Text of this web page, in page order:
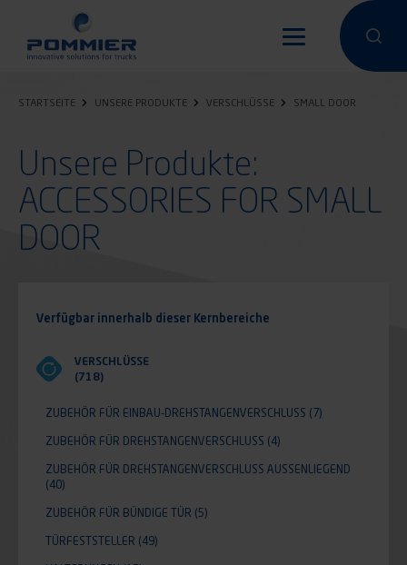
Inhalt
Eine
Eine
STARTSEITE UNSERE PRODUKTE VERSCHLÜSSE SMALL DOOR
Unsere Produkte:
ACCESSORIES FOR SMALL
DOOR
Verfügbar innerhalb dieser Kernbereiche
VERSCHLÜSSE
(718)
ZUBEHÖR FÜR EINBAU-DREHSTANGENVERSCHLUSS (7)
ZUBEHÖR FÜR DREHSTANGENVERSCHLUSS (4)
ZUBEHÖR FÜR DREHSTANGENVERSCHLUSS AUSSENLIEGEND
(40)
ZUBEHÖR FÜR BÜNDIGE TÜR (5)
TÜRFESTSTELLER (49)